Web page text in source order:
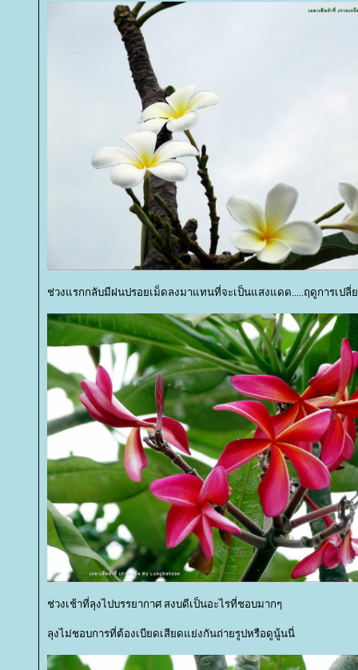
ช่วงแรกกลับมีฝนปรอยเม็ดลงมาแทนที่จะเป็นแสงแดด.....ฤดูการเปลี่
ช่วงเช้าที่ลุงไปบรรยากาศ สงบดีเป็นอะไรที่ชอบมากๆ
ลุงไม่ชอบการที่ต้องเบียดเสียดแย่งกันถ่ายรูปหรือดูนู้นนี่